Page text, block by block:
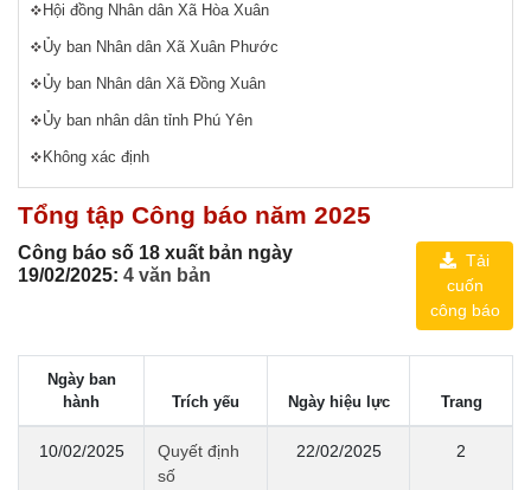
Hội đồng Nhân dân Xã Hòa Xuân
Ủy ban Nhân dân Xã Xuân Phước
Ủy ban Nhân dân Xã Đồng Xuân
Ủy ban nhân dân tỉnh Phú Yên
Không xác định
Tổng tập Công báo năm 2025
Công báo số 18 xuất bản ngày
19/02/2025: 4 văn bản
Tải
cuốn
công báo
Ngày ban
hành
Trích yếu Ngày hiệu lực Trang
10/02/2025
Quyết định
số
22/02/2025 2